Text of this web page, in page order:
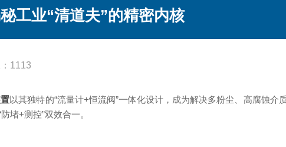
工业“清道夫”的精密内核
1113
以其独特的“流量计+恒流阀”一体化设计，成为解决多粉尘、高腐蚀
堵+测控”双效合一。